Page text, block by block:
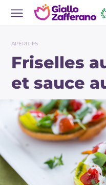
APÉRITIFS
Friselles
et sauce